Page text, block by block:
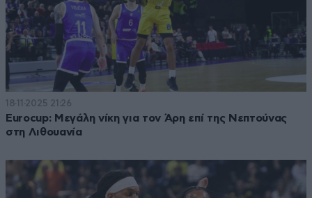
18·11·2025 21:26
Eurocup: Μεγάλη νίκη για τον Άρη επί της Νεπτούνας
στη Λιθουανία